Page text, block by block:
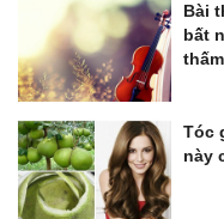
Bài
bất
Tóc
này